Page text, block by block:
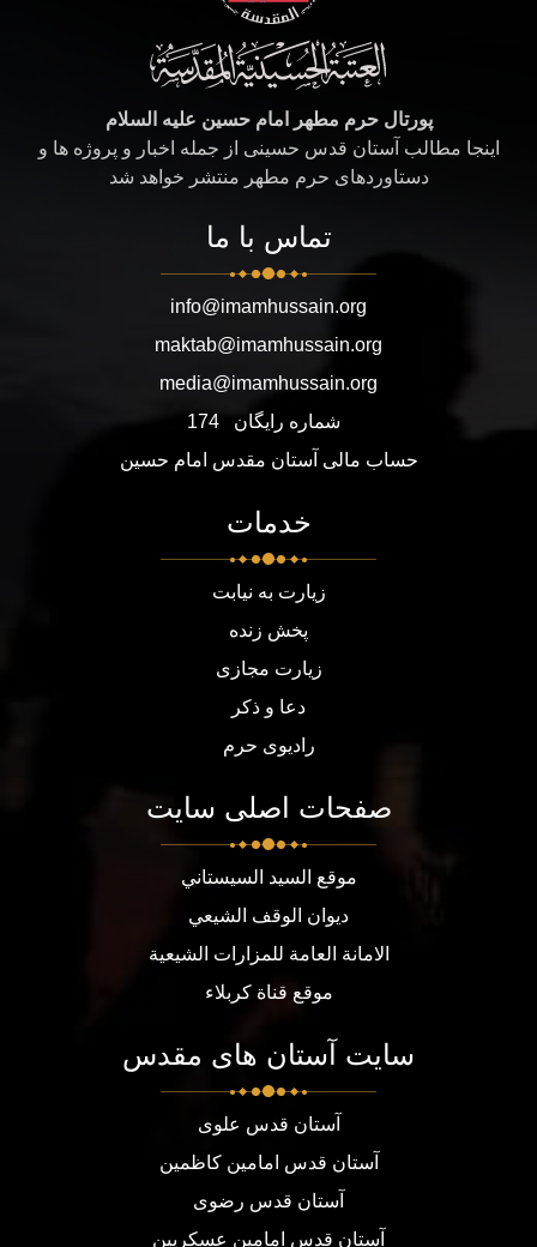
پورتال حرم مطهر امام حسین علیه السلام
اینجا مطالب آستان قدس حسینی از جمله اخبار و پروژه ها و
دستاوردهای حرم مطهر منتشر خواهد شد
تماس با ما
info@imamhussain.org
maktab@imamhussain.org
media@imamhussain.org
شماره رایگان
174
حساب مالی آستان مقدس امام حسین
خدمات
زیارت به نیابت
پخش زنده
زیارت مجازی
دعا و ذکر
رادیوی حرم
صفحات اصلی سایت
موقع السيد السيستاني
ديوان الوقف الشيعي
الامانة العامة للمزارات الشيعية
موقع قناة كربلاء
سایت آستان های مقدس
آستان قدس علوی
آستان قدس امامین کاظمین
آستان قدس رضوی
آستان قدس امامین عسکریین